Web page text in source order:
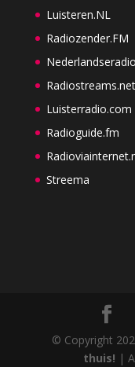
Luisteren.NL
Radiozender.FM
Radiostreams.net
Luisterradio.com
Radioguide.fm
Streema
© Copyright
thuis! |